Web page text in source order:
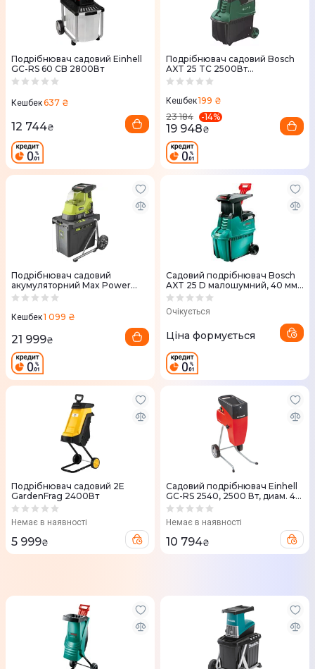
Подрiбнювач садовий Einhell
GC-RS 60 CB 2800Вт
Кешбек637 ₴
12 744₴
Подрібнювач садовий Bosch
AXT 25 TC 2500Вт
(0.600.803.30C)
Кешбек199 ₴
23 184
-14%
19 948₴
Подрібнювач садовий
акумуляторний Max Power
Ryobi RY36SHX40-0 36V без
Кешбек1 099 ₴
21 999₴
Садовий подрiбнювач Bosch
AXT 25 D малошумний, 40 мм,
2.5 кВт, 31.3 кг (0.600.803.100)
Очікується
Ціна формується
Подрібнювач садовий 2Е
GardenFrag 2400Вт
Немає в наявності
5 999₴
Садовий подрiбнювач Einhell
GC-RS 2540, 2500 Вт, диам. 40
мм, ножевий вал, малошумний
Немає в наявності
10 794₴